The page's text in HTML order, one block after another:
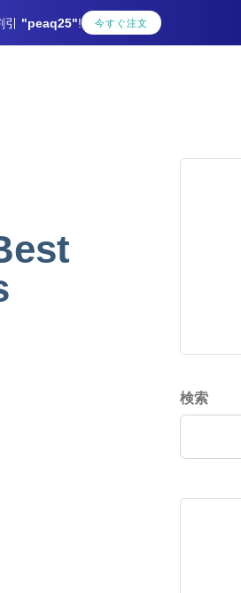
"peaq25"! 今すぐ注文
検索